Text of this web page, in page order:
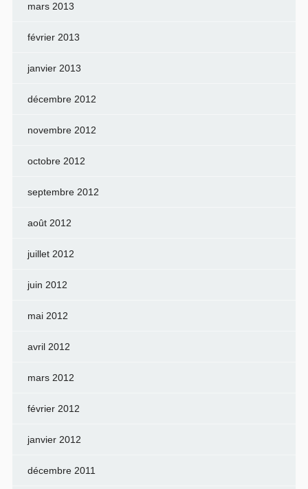
mars 2013
février 2013
janvier 2013
décembre 2012
novembre 2012
octobre 2012
septembre 2012
août 2012
juillet 2012
juin 2012
mai 2012
avril 2012
mars 2012
février 2012
janvier 2012
décembre 2011